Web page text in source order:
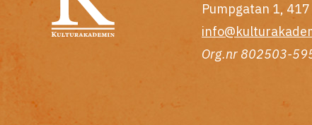
Pumpgatan 1,
Org.nr 802503-